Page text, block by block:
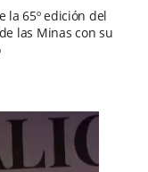
la 65º edición del
las Minas con su